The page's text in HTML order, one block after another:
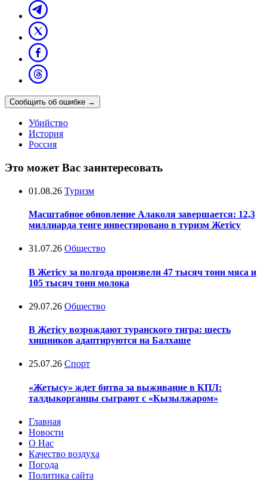
Сообщить об ошибке →
Убийство
История
Россия
Это может Вас заинтересовать
01.08.26 Туризм
Масштабное обновление Алаколя завершается: 12,3
миллиарда тенге инвестировано в туризм Жетісу
31.07.26 Общество
В Жетісу за полгода произвели 47 тысяч тонн мяса и
105 тысяч тонн молока
29.07.26 Общество
В Жетісу возрождают туранского тигра: шесть
хищников адаптируются на Балхаше
25.07.26 Спорт
«Жетысу» ждет битва за выживание в КПЛ:
талдыкорганцы сыграют с «Кызылжаром»
Главная
Новости
О Нас
Качество воздуха
Погода
Политика сайта